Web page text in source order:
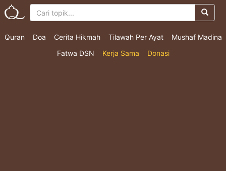
Quran Doa Cerita Hikmah Tilawah Per Ayat
Mushaf Madina
Fatwa DSN
Kerja Sama Donasi